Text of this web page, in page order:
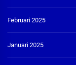
Februari 2025
Januari 2025